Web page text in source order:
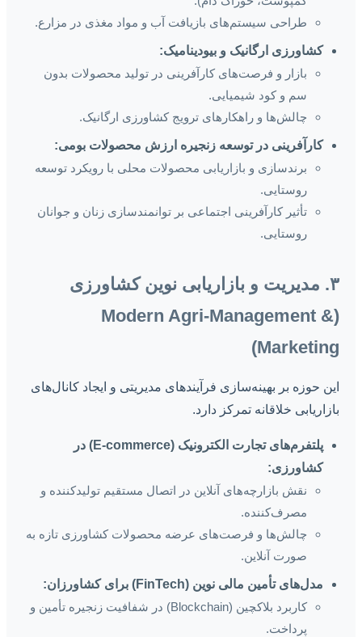
طراحی سیستم‌های بازیافت آب و مواد مغذی در مزارع.
کشاورزی ارگانیک و بیودینامیک:
بازار و فرصت‌های کارآفرینی در تولید محصولات بدون
سم و کود شیمیایی.
چالش‌ها و راهکارهای ترویج کشاورزی ارگانیک.
کارآفرینی در توسعه زنجیره ارزش محصولات بومی:
برندسازی و بازاریابی محصولات محلی با رویکرد توسعه
روستایی.
تأثیر کارآفرینی اجتماعی بر توانمندسازی زنان و جوانان
روستایی.
۳. مدیریت و بازاریابی نوین کشاورزی
(Modern Agri-Management &
Marketing)
این حوزه بر بهینه‌سازی فرآیندهای مدیریتی و ایجاد کانال‌های
بازاریابی خلاقانه تمرکز دارد.
پلتفرم‌های تجارت الکترونیک (E-commerce) در
کشاورزی:
نقش بازارچه‌های آنلاین در اتصال مستقیم تولیدکننده و
مصرف‌کننده.
چالش‌ها و فرصت‌های عرضه محصولات کشاورزی تازه به
صورت آنلاین.
مدل‌های تأمین مالی نوین (FinTech) برای کشاورزان:
کاربرد بلاکچین (Blockchain) در شفافیت زنجیره تأمین و
پرداخت.